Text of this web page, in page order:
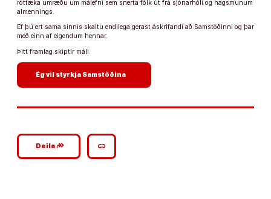
róttæka umræðu um málefni sem snerta fólk út frá sjónarhóli og hagsmunum
almennings.
Ef þú ert sama sinnis skaltu endilega gerast áskrifandi að Samstöðinni og þar
með einn af eigendum hennar.
Þitt framlag skiptir máli.
Ég vil styrkja Samstöðina
Deilagoogle_plus_reshare link